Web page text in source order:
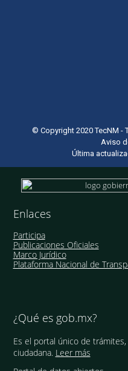
© Copyright 2020 TecNM -
Aviso
Última
Enlaces
Participa
Publicaciones Oficiales
Marco Jurídico
Plataforma Nacional de
¿Qué es gob.mx?
Es el portal único de
ciudadana. Leer más